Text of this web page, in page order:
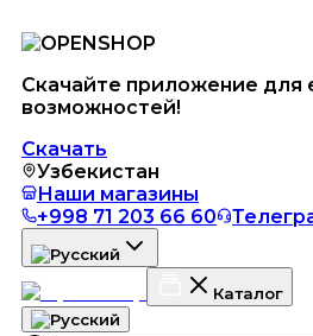
Скачайте приложение
возможностей!
Скачать
Узбекистан
Наши магазины
+998 71 203 66 60
Каталог